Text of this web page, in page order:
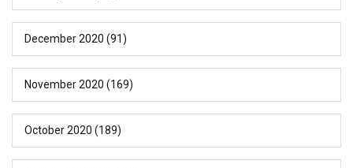
December 2020 (91)
November 2020 (169)
October 2020 (189)